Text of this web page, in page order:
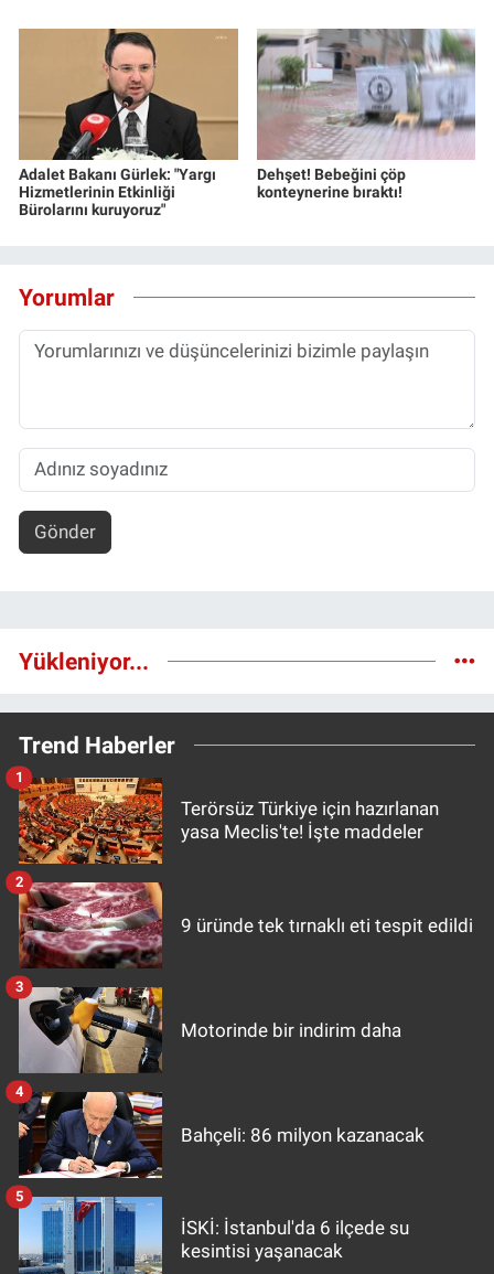
Adalet Bakanı Gürlek: "Yargı
Hizmetlerinin Etkinliği
Bürolarını kuruyoruz"
Dehşet! Bebeğini çöp
konteynerine bıraktı!
Yorumlar
Gönder
Yükleniyor...
Trend Haberler
Terörsüz Türkiye için hazırlanan
yasa Meclis'te! İşte maddeler
1
9 üründe tek tırnaklı eti tespit edildi
2
Motorinde bir indirim daha
3
Bahçeli: 86 milyon kazanacak
4
İSKİ: İstanbul'da 6 ilçede su
kesintisi yaşanacak
5